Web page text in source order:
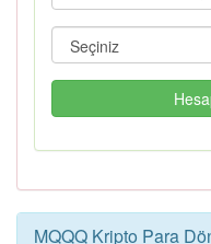
MQQQ Kripto Para